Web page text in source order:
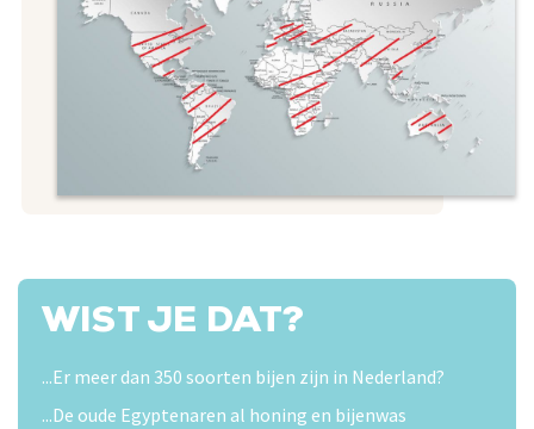
WIST JE DAT?
...Er meer dan 350 soorten bijen zijn in Nederland?
...De oude Egyptenaren al honing en bijenwas